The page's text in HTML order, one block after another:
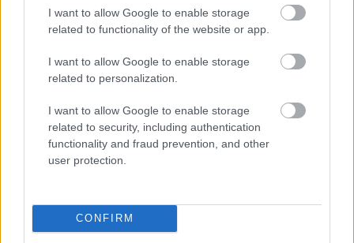
I want to allow Google to enable storage
related to functionality of the website or app.
I want to allow Google to enable storage
related to personalization.
I want to allow Google to enable storage
related to security, including authentication
functionality and fraud prevention, and other
user protection.
CONFIRM
megállapodniuk.
HIRDETÉS
Kozák Polett, a Kecskeméti Televízió Nonprofit